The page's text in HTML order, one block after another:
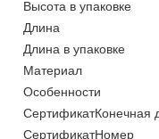
Высота в упаковке
Длина
Длина в упаковке
Материал
Особенности
СертификатКонечная
СертификатНомер